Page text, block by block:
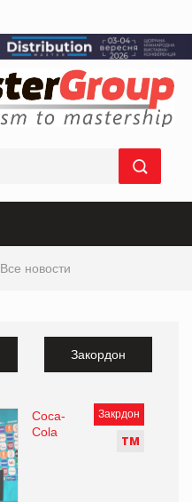
Все новости
Закордон
Закрдон
ТМ
Coca-
Cola